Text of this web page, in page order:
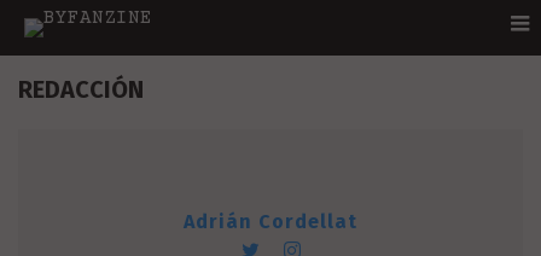
REDACCIÓN
Adrián Cordellat